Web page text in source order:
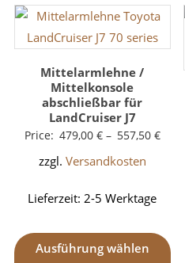
Mittelarmlehne /
Mittelkonsole
abschließbar für
LandCruiser J7
Price: 479,00 €– 557,50 €
zzgl. Versandkosten
Lieferzeit: 2-5 Werktage
Ausführung wählen